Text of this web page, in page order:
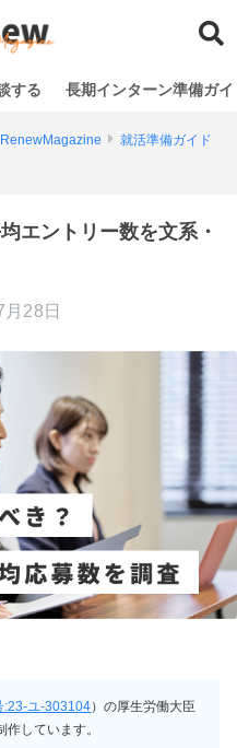
する 長期インターン準備ガイ
RenewMagazine
就活準備ガイド
エントリー数を文系・
28日
:23-ユ-303104）の厚生労働大臣
しています。